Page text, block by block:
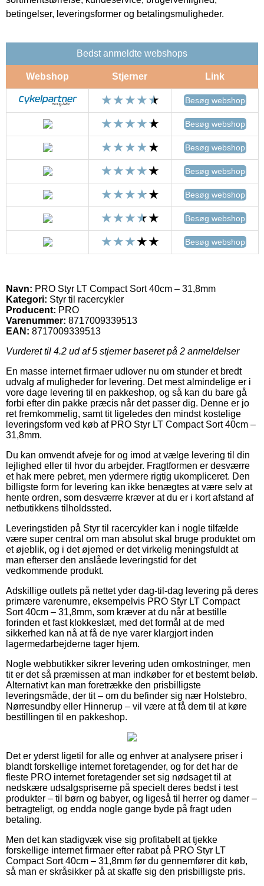
betingelser, leveringsformer og betalingsmuligheder.
Bedst anmeldte webshops
Webshop Stjerner Link
Besøg webshop
Besøg webshop
Besøg webshop
Besøg webshop
Besøg webshop
Besøg webshop
Besøg webshop
Navn: PRO Styr LT Compact Sort 40cm – 31,8mm
Kategori: Styr til racercykler
Producent: PRO
Varenummer: 8717009339513
EAN: 8717009339513
Vurderet til 4.2 ud af 5 stjerner baseret på 2 anmeldelser
En masse internet firmaer udlover nu om stunder et bredt
udvalg af muligheder for levering. Det mest almindelige er i
vore dage levering til en pakkeshop, og så kan du bare gå
forbi efter din pakke præcis når det passer dig. Denne er jo
ret fremkommelig, samt tit ligeledes den mindst kostelige
leveringsform ved køb af PRO Styr LT Compact Sort 40cm –
31,8mm.
Du kan omvendt afveje for og imod at vælge levering til din
lejlighed eller til hvor du arbejder. Fragtformen er desværre
et hak mere pebret, men ydermere rigtig ukompliceret. Den
billigste form for levering kan ikke benægtes at være selv at
hente ordren, som desværre kræver at du er i kort afstand af
netbutikkens tilholdssted.
Leveringstiden på Styr til racercykler kan i nogle tilfælde
være super central om man absolut skal bruge produktet om
et øjeblik, og i det øjemed er det virkelig meningsfuldt at
man efterser den anslåede leveringstid for det
vedkommende produkt.
Adskillige outlets på nettet yder dag-til-dag levering på deres
primære varenumre, eksempelvis PRO Styr LT Compact
Sort 40cm – 31,8mm, som kræver at du når at bestille
forinden et fast klokkeslæt, med det formål at de med
sikkerhed kan nå at få de nye varer klargjort inden
lagermedarbejderne tager hjem.
Nogle webbutikker sikrer levering uden omkostninger, men
tit er det så præmissen at man indkøber for et bestemt beløb.
Alternativt kan man foretrække den prisbilligste
leveringsmåde, der tit – om du befinder sig nær Holstebro,
Nørresundby eller Hinnerup – vil være at få dem til at køre
bestillingen til en pakkeshop.
Det er yderst ligetil for alle og enhver at analysere priser i
blandt forskellige internet foretagender, og for det har de
fleste PRO internet foretagender set sig nødsaget til at
nedskære udsalgspriserne på specielt deres bedst i test
produkter – til børn og babyer, og ligeså til herrer og damer –
betragteligt, og endda nogle gange byde på fragt uden
betaling.
Men det kan stadigvæk vise sig profitabelt at tjekke
forskellige internet firmaer efter rabat på PRO Styr LT
Compact Sort 40cm – 31,8mm før du gennemfører dit køb,
så man er skråsikker på at skaffe sig den prisbilligste pris.